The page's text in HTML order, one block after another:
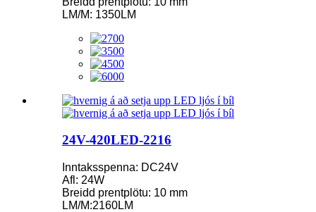
LM/M: 1350LM
24V-420LED-2216
Inntaksspenna: DC24V
Afl: 24W
Breidd prentplötu: 10 mm
LM/M:2160LM